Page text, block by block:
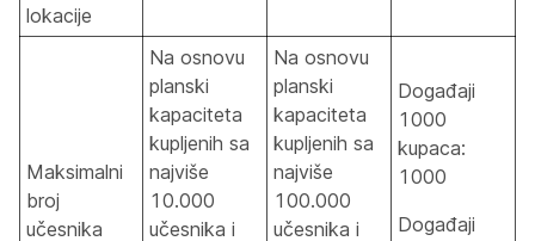
lokacije
Maksimalni
broj
učesnika
Na osnovu
planski
kapaciteta
kupljenih sa
najviše
10.000
učesnika i
Na osnovu
planski
kapaciteta
kupljenih sa
najviše
100.000
učesnika i
Događaji
1000
kupaca:
1000
Događaji